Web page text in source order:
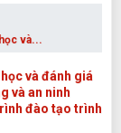
và...
và đánh giá
và an ninh
đào tạo trình